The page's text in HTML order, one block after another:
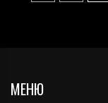
МЕНЮ